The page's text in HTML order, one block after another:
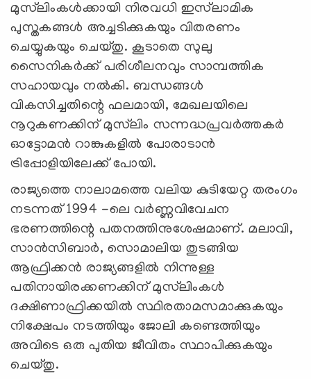
മുസ്‌ലിംകൾക്കായി നിരവധി ഇസ്‌ലാമിക
പുസ്തകങ്ങൾ അച്ചടിക്കുകയും വിതരണം
ചെയ്യുകയും ചെയ്തു. കൂടാതെ സുലു
സൈനികർക്ക് പരിശീലനവും സാമ്പത്തിക
സഹായവും നൽകി. ബന്ധങ്ങൾ
വികസിച്ചതിന്റെ ഫലമായി, മേഖലയിലെ
നൂറുകണക്കിന് മുസ്‌ലിം സന്നദ്ധപ്രവർത്തകർ
ഓട്ടോമൻ റാങ്കുകളിൽ പോരാടാൻ
ട്രിപ്പോളിയിലേക്ക് പോയി.
രാജ്യത്തെ നാലാമത്തെ വലിയ കുടിയേറ്റ തരംഗം
നടന്നത് 1994 -ലെ വർണ്ണവിവേചന
ഭരണത്തിന്റെ പതനത്തിനുശേഷമാണ്. മലാവി,
സാൻസിബാർ, സൊമാലിയ തുടങ്ങിയ
ആഫ്രിക്കൻ രാജ്യങ്ങളിൽ നിന്നുള്ള
പതിനായിരക്കണക്കിന് മുസ്‌ലിംകൾ
ദക്ഷിണാഫ്രിക്കയിൽ സ്ഥിരതാമസമാക്കുകയും
നിക്ഷേപം നടത്തിയും ജോലി കണ്ടെത്തിയും
അവിടെ ഒരു പുതിയ ജീവിതം സ്ഥാപിക്കുകയും
ചെയ്തു.